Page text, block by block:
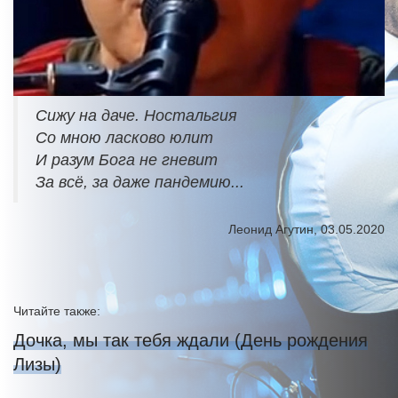
Сижу на даче. Ностальгия
Со мною ласково юлит
И разум Бога не гневит
За всё, за даже пандемию...
Леонид Агутин, 03.05.2020
Читайте также:
Дочка, мы так тебя ждали (День рождения
Лизы)